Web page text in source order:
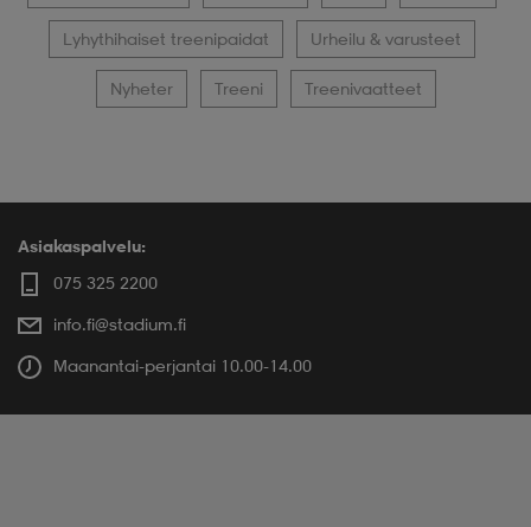
Lyhythihaiset treenipaidat Urheilu & varusteet
Nyheter Treeni Treenivaatteet
Asiakaspalvelu:
075 325 2200
info.fi@stadium.fi
Maanantai-perjantai 10.00-14.00